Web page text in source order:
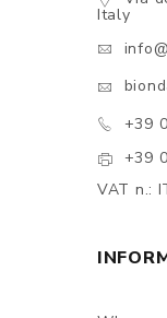
Italy
+39
+39
VAT n.: